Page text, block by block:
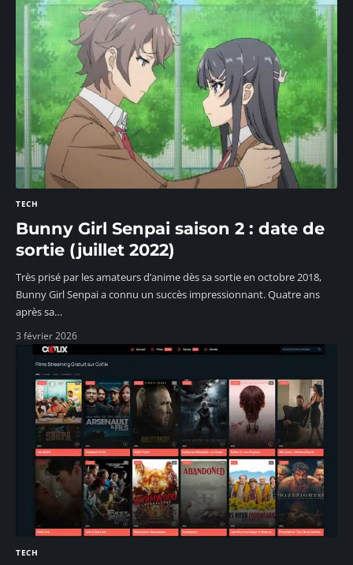
TECH
Bunny Girl Senpai saison 2 : date de
sortie (juillet 2022)
Très prisé par les amateurs d’anime dès sa sortie en octobre 2018,
Bunny Girl Senpai a connu un succès impressionnant. Quatre ans
après sa…
3 février 2026
TECH